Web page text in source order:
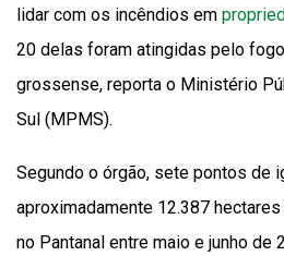
lidar com os incêndios em
20 delas foram atingidas pelo
grossense, reporta o Ministério
Sul (MPMS).
Segundo o órgão, sete pontos de
aproximadamente 12.387
no Pantanal entre maio e junho de